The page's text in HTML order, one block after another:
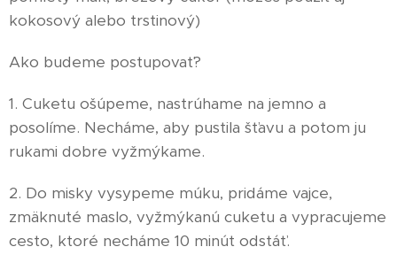
kokosový alebo trstinový)
Ako budeme postupovať?
1. Cuketu ošúpeme, nastrúhame na jemno a
posolíme. Necháme, aby pustila šťavu a potom ju
rukami dobre vyžmýkame.
2. Do misky vysypeme múku, pridáme vajce,
zmäknuté maslo, vyžmýkanú cuketu a vypracujeme
cesto, ktoré necháme 10 minút odstáť.